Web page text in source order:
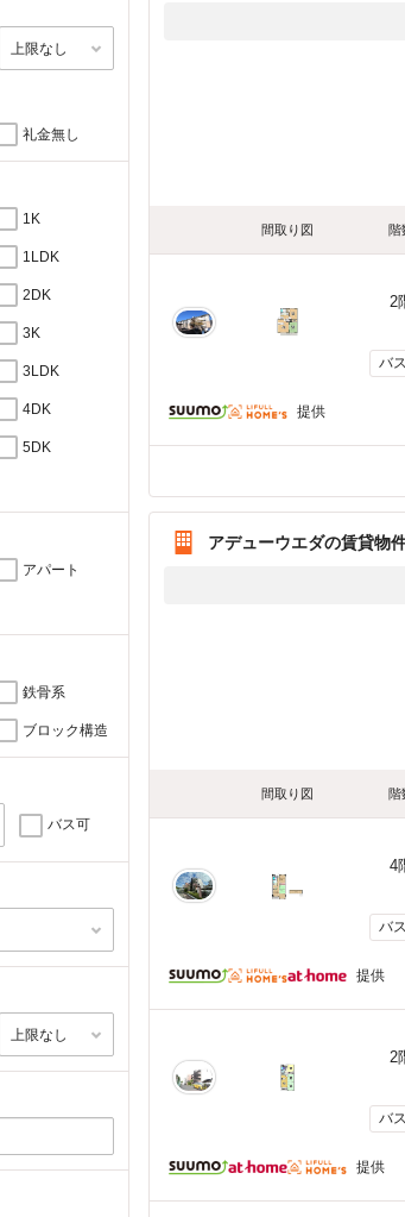
礼金無し
1K
1LDK
2DK
3K
3LDK
4DK
5DK
アパート
鉄骨系
ブロック構造
バス可
間取り図 階
2
バ
提供
アデューウエダの賃貸物
間取り図 階
4
バ
提供
2
バ
提供